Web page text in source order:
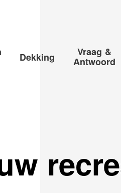
Dekking Vraag &
Antwoord